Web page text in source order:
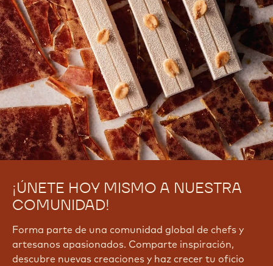
¡ÚNETE HOY MISMO A NUESTRA
COMUNIDAD!
Forma parte de una comunidad global de chefs y
artesanos apasionados. Comparte inspiración,
descubre nuevas creaciones y haz crecer tu oficio